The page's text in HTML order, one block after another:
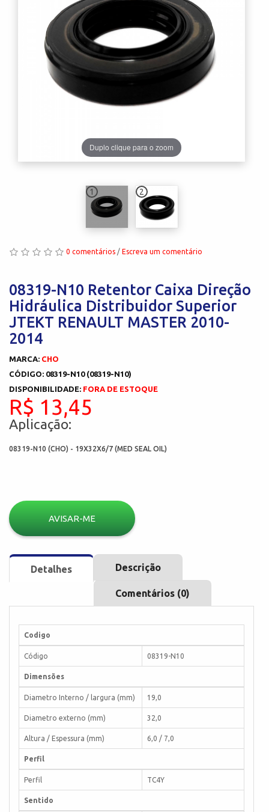
1 2
Duplo clique para o zoom
0 comentários / Escreva um comentário
08319-N10 Retentor Caixa Direção
Hidráulica Distribuidor Superior
JTEKT RENAULT MASTER 2010-
2014
MARCA: CHO
CÓDIGO: 08319-N10 (08319-N10)
DISPONIBILIDADE: FORA DE ESTOQUE
R$ 13,45
Aplicação:
08319-N10 (CHO) - 19X32X6/7 (MED SEAL OIL)
AVISAR-ME
Detalhes Descrição
Comentários (0)
Codigo
Código 08319-N10
Dimensões
Diametro Interno / largura (mm) 19,0
Diametro externo (mm) 32,0
Altura / Espessura (mm) 6,0 / 7,0
Perfil
Perfil TC4Y
Sentido